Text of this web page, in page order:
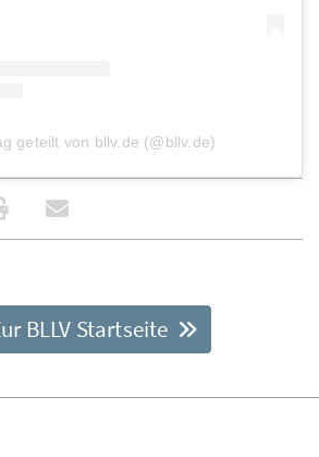
geteilt von bllv.de (@bllv.de)
BLLV Startseite